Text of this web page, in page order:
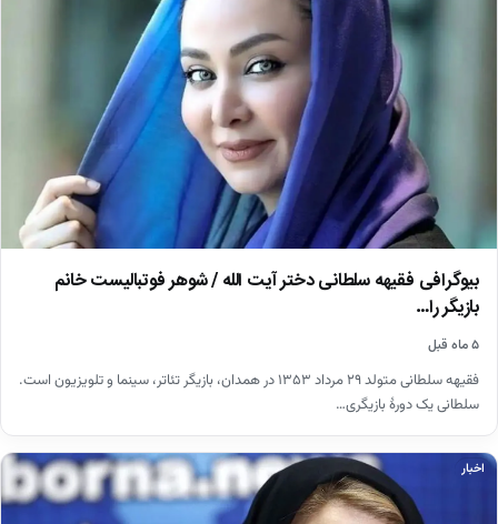
بیوگرافی فقیهه سلطانی دختر آیت الله / شوهر فوتبالیست خانم
بازیگر را…
۵ ماه قبل
فقیهه سلطانی متولد ۲۹ مرداد ۱۳۵۳ در همدان، بازیگر تئاتر، سینما و تلویزیون است.
سلطانی یک دورهٔ بازیگری…
اخبار